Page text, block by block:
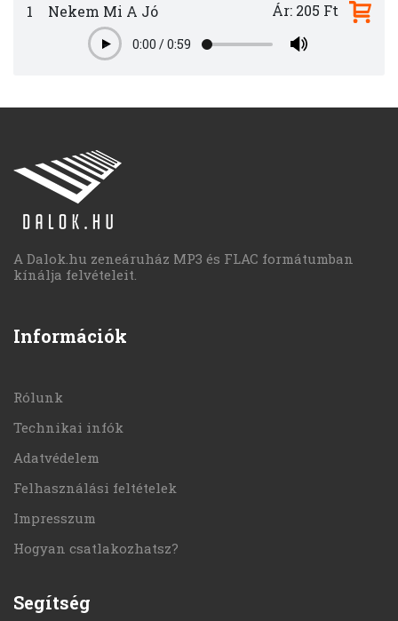
1 Nekem Mi A Jó
Play0:00 /0:59
Ár: 205 Ft
A Dalok.hu zeneáruház MP3 és FLAC formátumban
kínálja felvételeit.
Információk
Rólunk
Technikai infók
Adatvédelem
Felhasználási feltételek
Impresszum
Hogyan csatlakozhatsz?
Segítség